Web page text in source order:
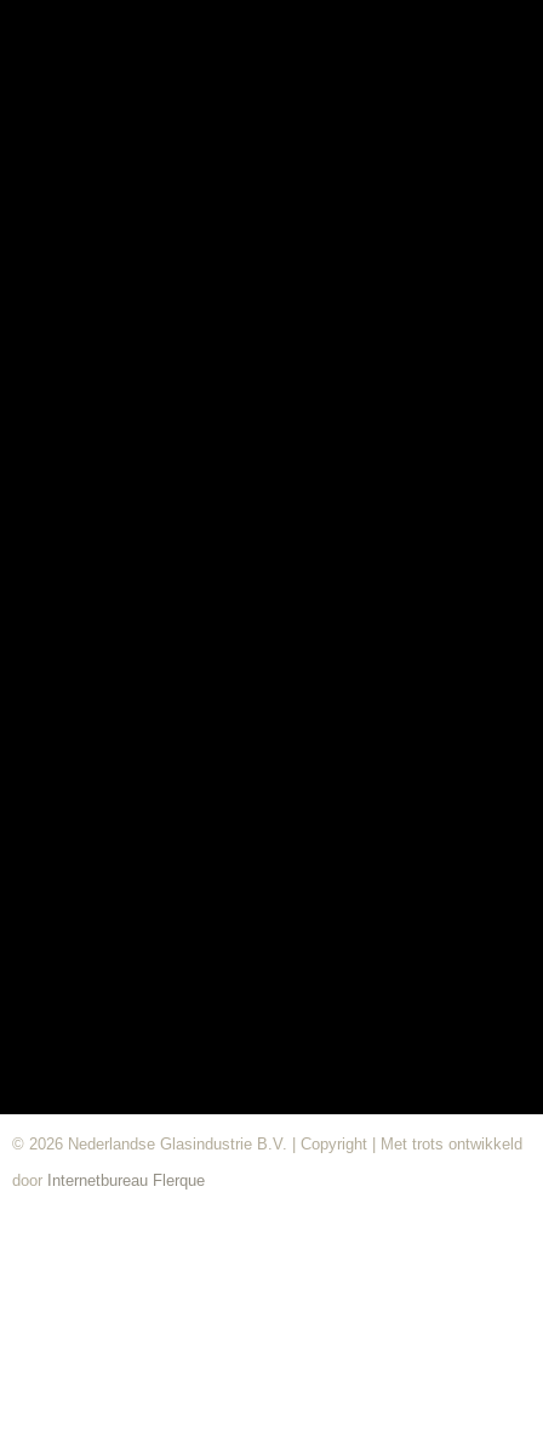
© 2026 Nederlandse Glasindustrie B.V. | Copyright | Met trots ontwikkeld
door Internetbureau Flerque